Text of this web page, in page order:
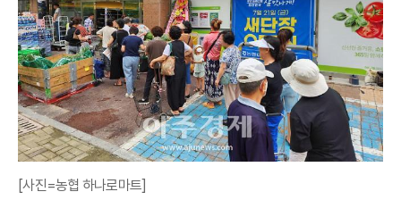
[사진=농협 하나로마트]